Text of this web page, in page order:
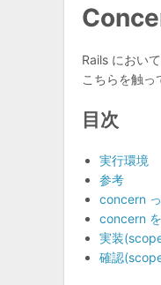
Rails におい
こちらを触っ
目次
実行環境
参考
concern
concern
実装
確認